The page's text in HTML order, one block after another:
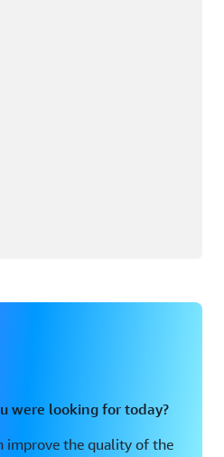
were looking for today?
improve the quality of the